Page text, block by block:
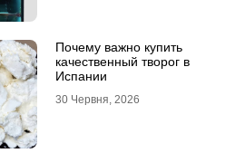
Почему важно купить
качественный творог в
Испании
30 Червня, 2026